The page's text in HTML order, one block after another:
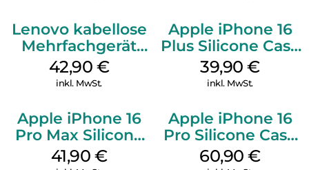
Lenovo kabellose
Mehrfachgerät
Luna Grey
42,90 €
inkl. MwSt.
Apple iPhone 16
Plus Silicone Case
MagSafe Plum
39,90€
inkl. MwSt.
Apple iPhone 16
Pro Max Silicone
Case MagSafe
41,90 €
Apple iPhone 16
Pro Silicone Case
MagSafe Stone
60,90€